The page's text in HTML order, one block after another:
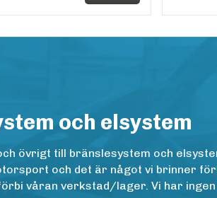
och elsystem
övrigt till bränslesystem och
och det är något vi brinner
våran verkstad/lager. Vi har